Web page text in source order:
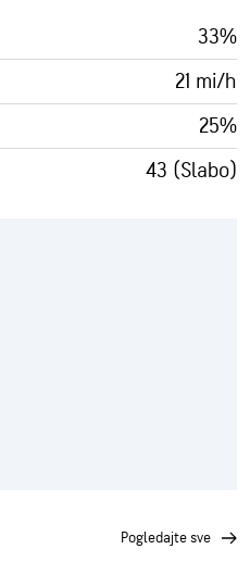
33%
21 mi/h
25%
43 (Slabo)
pogledajte sve